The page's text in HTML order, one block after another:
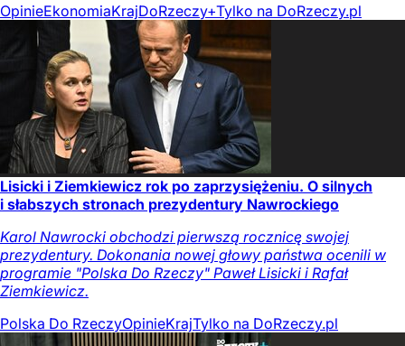
OpinieEkonomiaKrajDoRzeczy+Tylko na DoRzeczy.pl
Lisicki i Ziemkiewicz rok po zaprzysiężeniu. O silnych
i słabszych stronach prezydentury Nawrockiego
Karol Nawrocki obchodzi pierwszą rocznicę swojej
prezydentury. Dokonania nowej głowy państwa ocenili w
programie "Polska Do Rzeczy" Paweł Lisicki i Rafał
Ziemkiewicz.
Polska Do RzeczyOpinieKrajTylko na DoRzeczy.pl